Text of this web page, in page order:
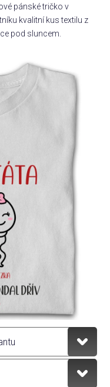
pánské tričko v
kvalitní kus textilu z
pod sluncem.